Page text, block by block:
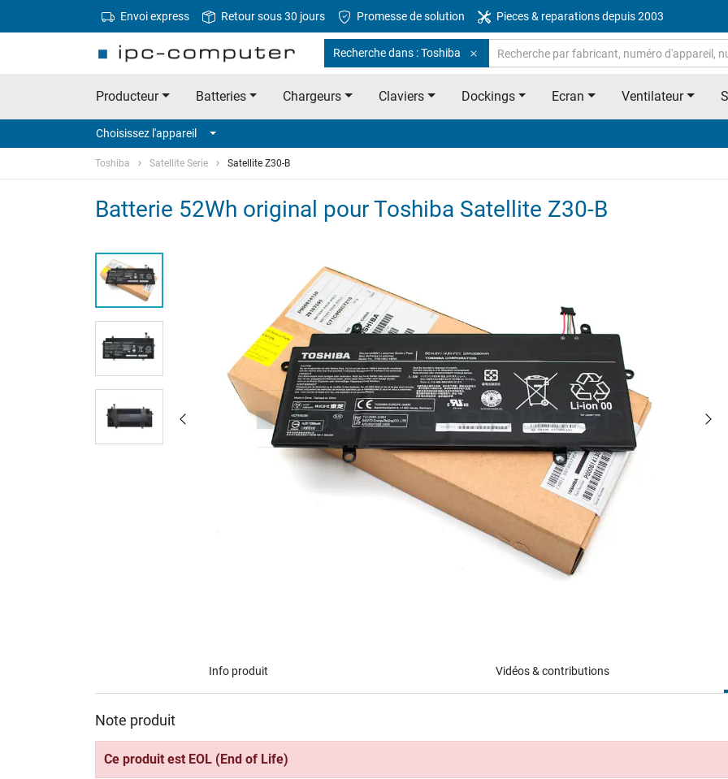
Envoi express Retour sous 30 jours Promesse de solution Pieces & reparations depuis 2003
Recherche dans : Toshiba
Producteur Batteries Chargeurs Claviers Dockings Ecran Ventilateur
Choisissez l'appareil
Toshiba Satellite Serie Satellite Z30-B
Batterie 52Wh original pour Toshiba Satellite Z30-B
Info produit Vidéos & contributions
Note produit
Ce produit est EOL (End of Life)